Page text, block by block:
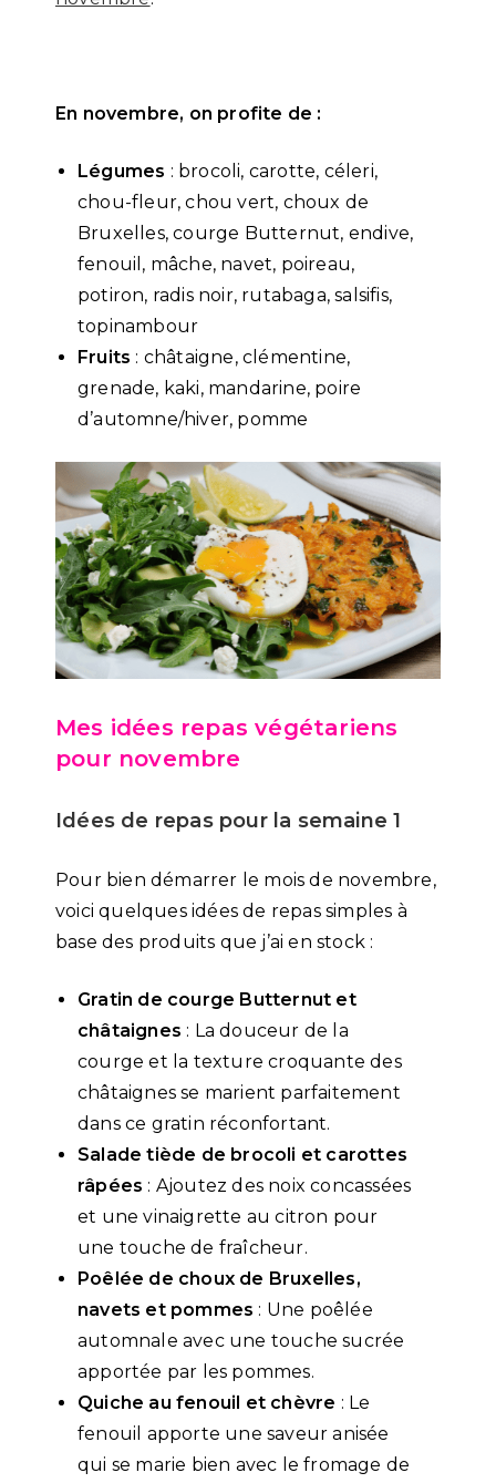
En novembre, on profite de :
Légumes : brocoli, carotte, céleri,
chou-fleur, chou vert, choux de
Bruxelles, courge Butternut, endive,
fenouil, mâche, navet, poireau,
potiron, radis noir, rutabaga, salsifis,
topinambour
Fruits : châtaigne, clémentine,
grenade, kaki, mandarine, poire
d’automne/hiver, pomme
Mes idées repas végétariens
pour novembre
Idées de repas pour la semaine 1
Pour bien démarrer le mois de novembre,
voici quelques idées de repas simples à
base des produits que j’ai en stock :
Gratin de courge Butternut et
châtaignes : La douceur de la
courge et la texture croquante des
châtaignes se marient parfaitement
dans ce gratin réconfortant.
Salade tiède de brocoli et carottes
râpées : Ajoutez des noix concassées
et une vinaigrette au citron pour
une touche de fraîcheur.
Poêlée de choux de Bruxelles,
navets et pommes : Une poêlée
automnale avec une touche sucrée
apportée par les pommes.
Quiche au fenouil et chèvre : Le
fenouil apporte une saveur anisée
qui se marie bien avec le fromage de